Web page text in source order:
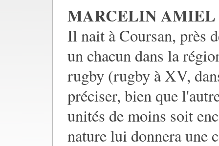
MARCELIN AMIEL
Il nait à Coursan, près
un chacun dans la
rugby (rugby à XV,
préciser, bien que
unités de moins soit
nature lui donnera une